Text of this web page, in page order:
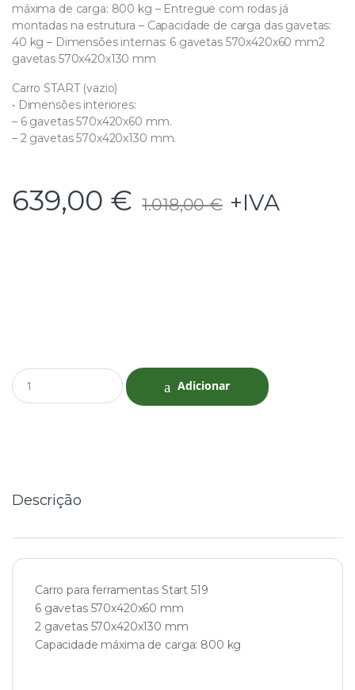
máxima de carga: 800 kg – Entregue com rodas já
montadas na estrutura – Capacidade de carga das gavetas:
40 kg – Dimensões internas: 6 gavetas 570x420x60 mm2
gavetas 570x420x130 mm
Carro START (vazio)
• Dimensões interiores:
– 6 gavetas 570x420x60 mm.
– 2 gavetas 570x420x130 mm.
639,00 € 1.018,00€ +IVA
Q
u
Adicionar
Descrição
Carro para ferramentas Start 519
6 gavetas 570x420x60 mm
2 gavetas 570x420x130 mm
Capacidade máxima de carga: 800 kg